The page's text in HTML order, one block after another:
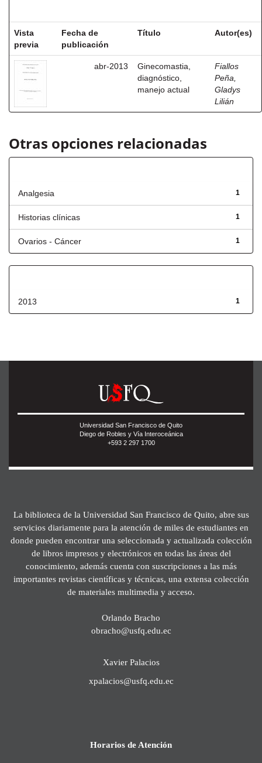
Vista
previa
Fecha de
publicación
Título Autor(es)
abr-2013
Ginecomastia,
diagnóstico,
manejo actual
Fiallos
Peña,
Gladys
Lilián
Otras opciones relacionadas
1
Analgesia
1
Historias clínicas
1
Ovarios - Cáncer
1
2013
Universidad San Francisco de Quito
Diego de Robles y Vía Interoceánica
+593 2 297 1700
La biblioteca de la Universidad San Francisco de Quito, abre sus
servicios diariamente para la atención de miles de estudiantes en
donde pueden encontrar una seleccionada y actualizada colección
de libros impresos y electrónicos en todas las áreas del
conocimiento, además cuenta con suscripciones a las más
importantes revistas científicas y técnicas, una extensa colección
de materiales multimedia y acceso.
Orlando Bracho
obracho@usfq.edu.ec
Xavier Palacios
xpalacios@usfq.edu.ec
Horarios de Atención